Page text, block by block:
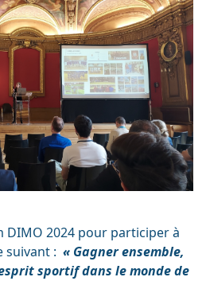
DIMO 2024 pour participer à
suivant : « Gagner ensemble,
sportif dans le monde de